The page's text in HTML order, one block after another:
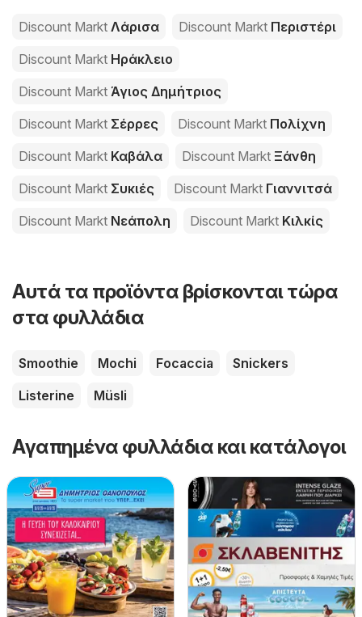
Discount Markt Λάρισα Discount Markt Περιστέρι
Discount Markt Ηράκλειο
Discount Markt Άγιος Δημήτριος
Discount Markt Σέρρες Discount Markt Πολίχνη
Discount Markt Καβάλα Discount Markt Ξάνθη
Discount Markt Συκιές Discount Markt Γιαννιτσά
Discount Markt Νεάπολη Discount Markt Κιλκίς
Αυτά τα προϊόντα βρίσκονται τώρα
στα φυλλάδια
Smoothie Mochi Focaccia
Snickers
Listerine
Müsli
Αγαπημένα φυλλάδια και κατάλογοι